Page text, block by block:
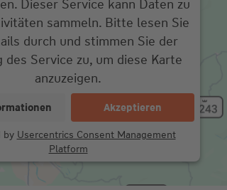
Dieser Service kann Daten zu
sammeln. Bitte lesen Sie
durch und stimmen Sie der
des Service zu, um diese Karte
anzuzeigen.
Akzeptieren
by Usercentrics Consent Management
Platform